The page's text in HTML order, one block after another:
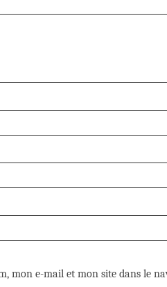
mon e-mail et mon site dans le